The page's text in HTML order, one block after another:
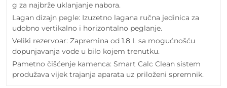
g za najbrže uklanjanje nabora.
Lagan dizajn pegle: Izuzetno lagana ručna jedinica za
udobno vertikalno i horizontalno peglanje.
Veliki rezervoar: Zapremina od 1.8 L sa mogućnošću
dopunjavanja vode u bilo kojem trenutku.
Pametno čišćenje kamenca: Smart Calc Clean sistem
produžava vijek trajanja aparata uz priloženi spremnik.